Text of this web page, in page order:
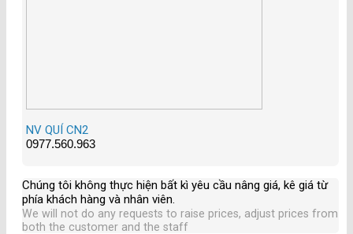
NV QUÍ CN2
0977.560.963
Chúng tôi không thực hiện bất kì yêu cầu nâng giá, kê giá từ
phía khách hàng và nhân viên.
We will not do any requests to raise prices, adjust prices from
both the customer and the staff